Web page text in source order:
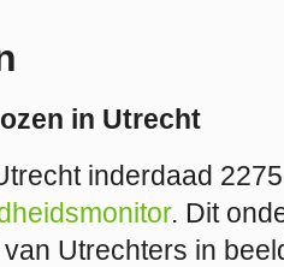
in Utrecht
inderdaad
. Dit
Utrechters in